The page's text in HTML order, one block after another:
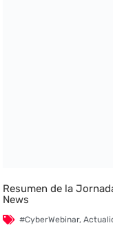
Resumen de la
News
#CyberWebinar,